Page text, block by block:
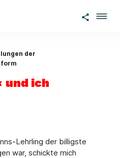
der
und ich
Lehrling der billigste
war, schickte mich